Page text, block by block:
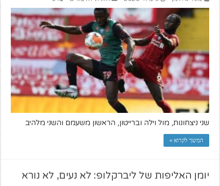
שני ניצחונות, מול וילה וברייטון, הראשון משעמם והשני מלהיב
המשך לקרוא »
יומן האליפות של ליברקלופ: לא נעים, לא נורא